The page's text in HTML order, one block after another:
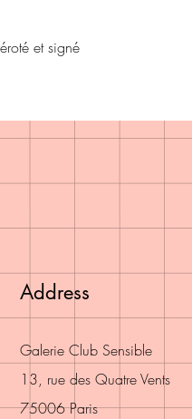
et signé
Address
Galerie Club Sensible
13, rue des Quatre Vents
75006 Paris